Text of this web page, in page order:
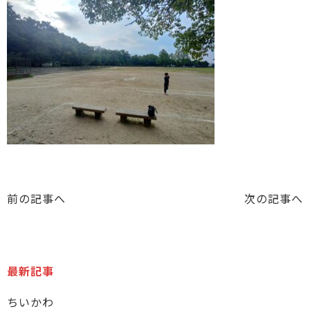
前の記事へ 次の記事へ
最新記事
ちいかわ